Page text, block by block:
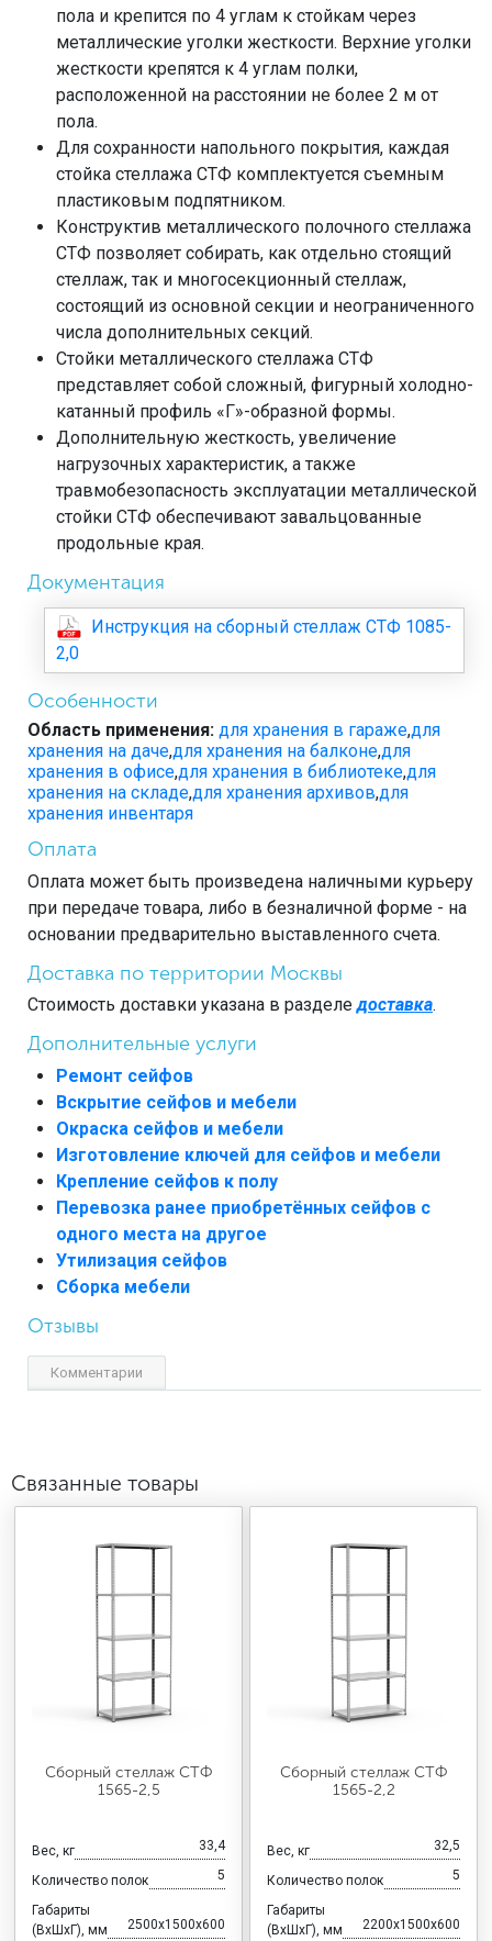
пола и крепится по 4 углам к стойкам через
металлические уголки жесткости. Верхние уголки
жесткости крепятся к 4 углам полки,
расположенной на расстоянии не более 2 м от
пола.
Для сохранности напольного покрытия, каждая
стойка стеллажа СТФ комплектуется съемным
пластиковым подпятником.
Конструктив металлического полочного стеллажа
СТФ позволяет собирать, как отдельно стоящий
стеллаж, так и многосекционный стеллаж,
состоящий из основной секции и неограниченного
числа дополнительных секций.
Стойки металлического стеллажа СТФ
представляет собой сложный, фигурный холодно-
катанный профиль «Г»-образной формы.
Дополнительную жесткость, увеличение
нагрузочных характеристик, а также
травмобезопасность эксплуатации металлической
стойки СТФ обеспечивают завальцованные
продольные края.
Документация
Инструкция на сборный стеллаж СТФ 1085-
2,0
Особенности
Область применения: для хранения в гараже,для
хранения на даче,для хранения на балконе,для
хранения в офисе,для хранения в библиотеке,для
хранения на складе,для хранения архивов,для
хранения инвентаря
Оплата
Оплата может быть произведена наличными курьеру
при передаче товара, либо в безналичной форме - на
основании предварительно выставленного счета.
Доставка по территории Москвы
Стоимость доставки указана в разделедоставка.
Дополнительные услуги
Ремонт сейфов
Вскрытие сейфов и мебели
Окраска сейфов и мебели
Изготовление ключей для сейфов и мебели
Крепление сейфов к полу
Перевозка ранее приобретённых сейфов с
одного места на другое
Утилизация сейфов
Сборка мебели
Отзывы
Комментарии
Связанные товары
Сборный стеллаж СТФ
1565-2,5
Вес, кг 33,4
Количество полок 5
Габариты
(ВхШхГ), мм
2500x1500x600
Сборный стеллаж СТФ
1565-2,2
Вес, кг 32,5
Количество полок 5
Габариты
(ВхШхГ), мм
2200x1500x600